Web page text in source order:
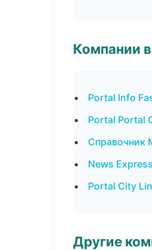
Компании
Portal Info
Portal Portal
Справочник
News
Portal City
Другие